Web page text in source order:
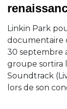
Linkin Park
documentaire
30 septembre
groupe sortira
Soundtrack
lors de son